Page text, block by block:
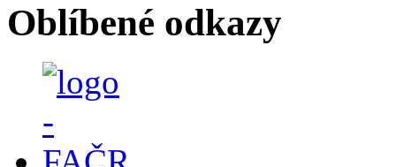
Oblíbené odkazy